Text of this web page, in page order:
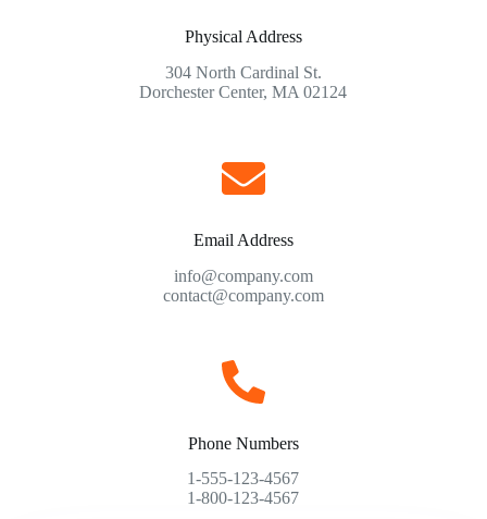
Physical Address​
304 North Cardinal St.
Dorchester Center, MA 02124
Email Address
info@company.com
contact@company.com
Phone Numbers
1-555-123-4567
1-800-123-4567